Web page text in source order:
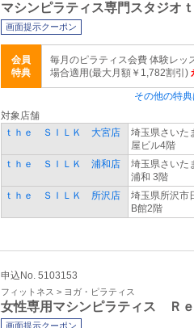
マシンピラティス専門スタジオ
画面提示クーポン
会員
特典
毎月のピラティス会費 体験レッ
場合適用(最大月額￥1,782割引)
その他の特
対象店舗
ｔｈｅ ＳＩＬＫ 大宮店
埼玉県さい
屋ビル4階
ｔｈｅ ＳＩＬＫ 浦和店
埼玉県さい
浦和 3階
ｔｈｅ ＳＩＬＫ 所沢店
埼玉県所沢
B館2階
申込No. 5103153
フィットネス > ヨガ・ピラティス
女性専用マシンピラティス Ｒｅ
画面提示クーポン